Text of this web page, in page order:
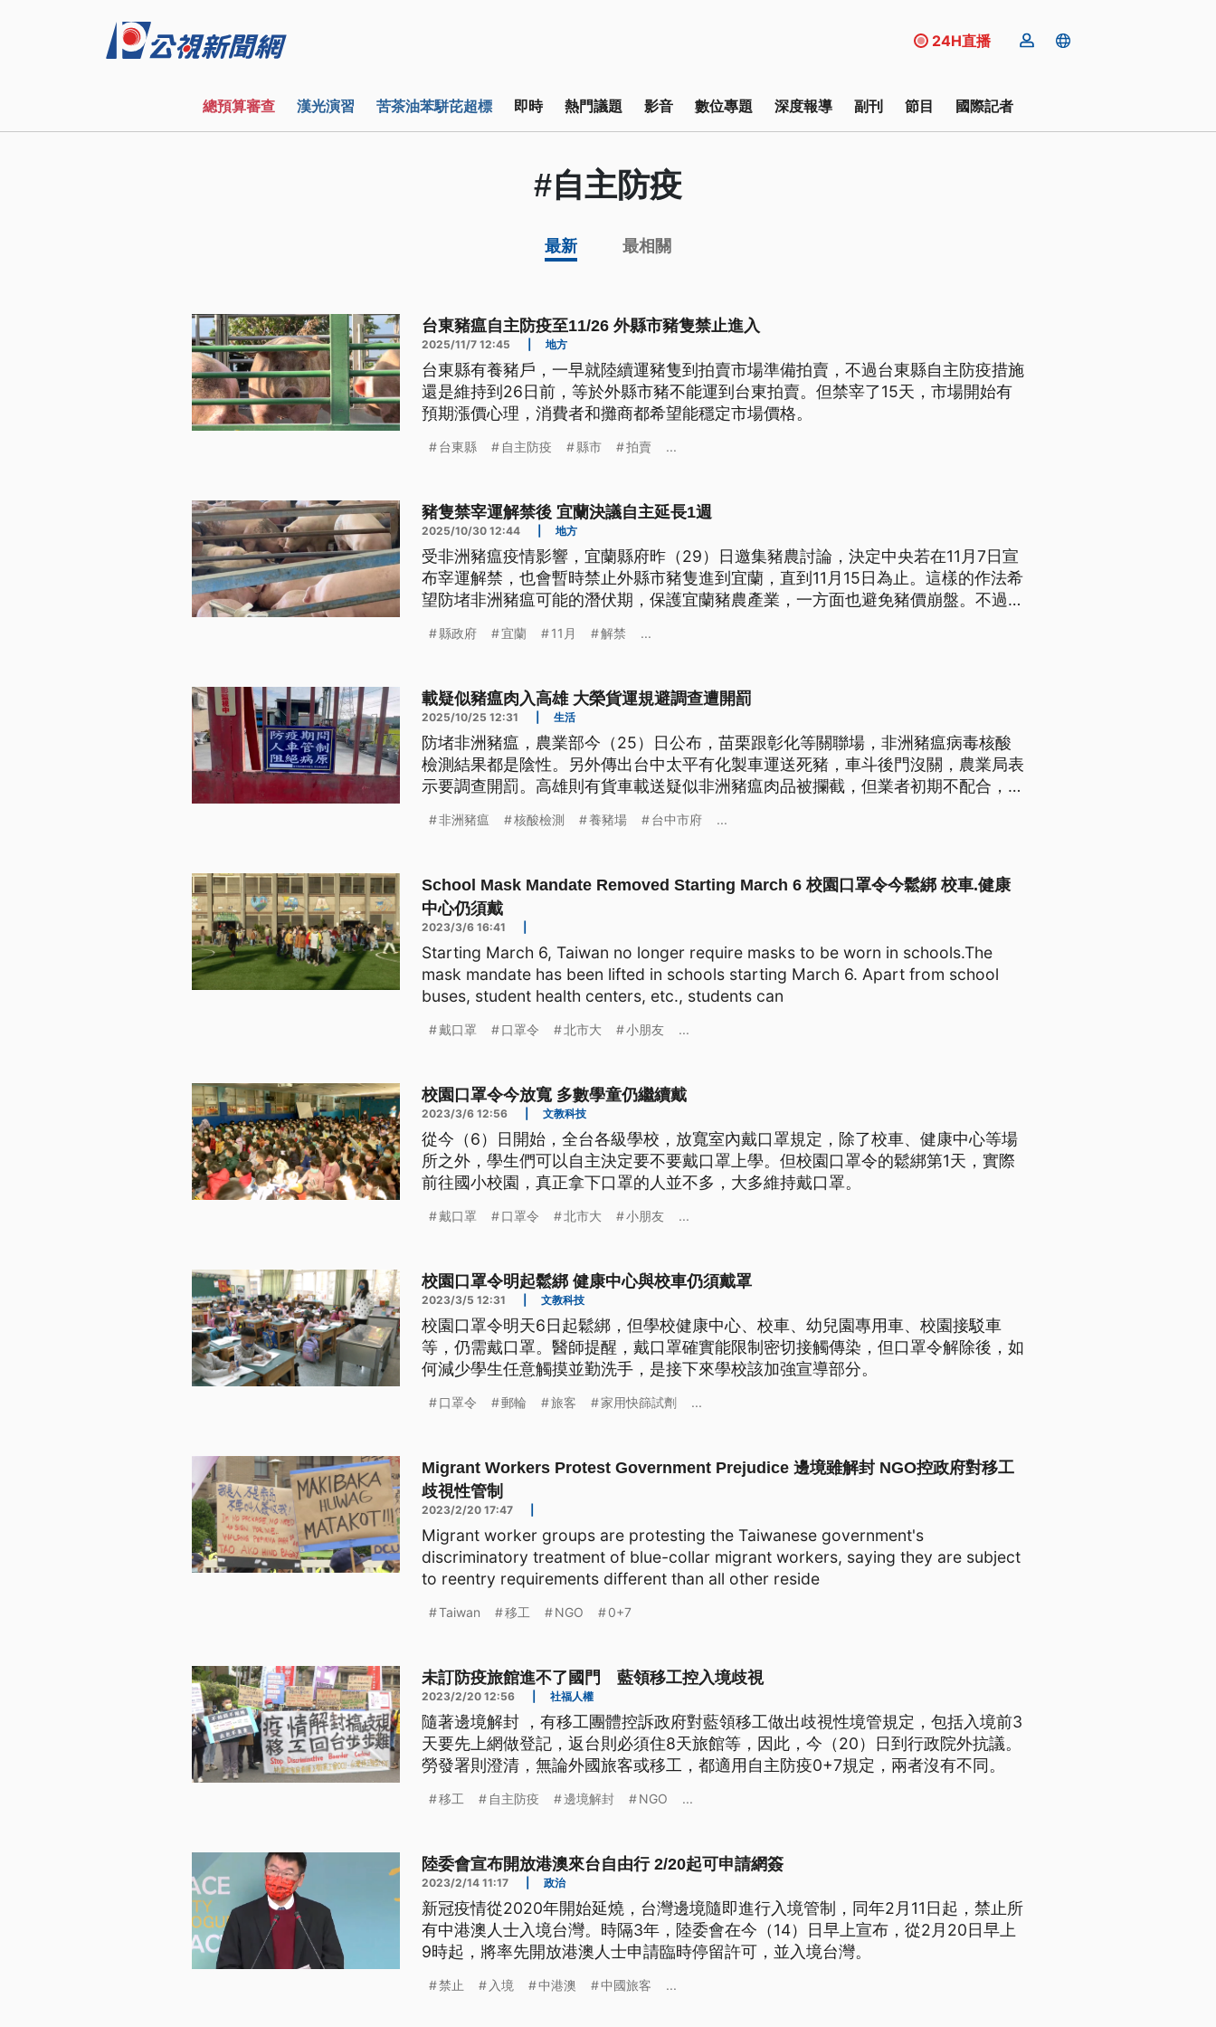
24H直播
總預算審查 漢光演習 苦茶油苯駢芘超標 即時 熱門議題 影音 數位專題 深度報導 副刊 節目 國際記者
#自主防疫
最新 最相關
台東豬瘟自主防疫至11/26 外縣市豬隻禁止進入
2025/11/7 12:45 地方
台東縣有養豬戶，一早就陸續運豬隻到拍賣市場準備拍賣，不過台東縣自主防疫措施
還是維持到26日前，等於外縣市豬不能運到台東拍賣。但禁宰了15天，市場開始有
預期漲價心理，消費者和攤商都希望能穩定市場價格。
台東縣 自主防疫 縣市 拍賣 ...
豬隻禁宰運解禁後 宜蘭決議自主延長1週
2025/10/30 12:44 地方
受非洲豬瘟疫情影響，宜蘭縣府昨（29）日邀集豬農討論，決定中央若在11月7日宣
布宰運解禁，也會暫時禁止外縣市豬隻進到宜蘭，直到11月15日為止。這樣的作法希
望防堵非洲豬瘟可能的潛伏期，保護宜蘭豬農產業，一方面也避免豬價崩盤。不過因
拍賣，所以暫時可以自給自足。
縣政府 宜蘭 11月 解禁 ...
載疑似豬瘟肉入高雄 大榮貨運規避調查遭開罰
2025/10/25 12:31 生活
防堵非洲豬瘟，農業部今（25）日公布，苗栗跟彰化等關聯場，非洲豬瘟病毒核酸
檢測結果都是陰性。另外傳出台中太平有化製車運送死豬，車斗後門沒關，農業局表
示要調查開罰。高雄則有貨車載送疑似非洲豬瘟肉品被攔截，但業者初期不配合，衛
非洲豬瘟 核酸檢測 養豬場 台中市府 ...
School Mask Mandate Removed Starting March 6 校園口罩令今鬆綁 校車.健康
中心仍須戴
2023/3/6 16:41
Starting March 6, Taiwan no longer require masks to be worn in schools.The
mask mandate has been lifted in schools starting March 6. Apart from school
buses, student health centers, etc., students can
戴口罩 口罩令 北市大 小朋友 ...
校園口罩令今放寬 多數學童仍繼續戴
2023/3/6 12:56 文教科技
從今（6）日開始，全台各級學校，放寬室內戴口罩規定，除了校車、健康中心等場
所之外，學生們可以自主決定要不要戴口罩上學。但校園口罩令的鬆綁第1天，實際
前往國小校園，真正拿下口罩的人並不多，大多維持戴口罩。
戴口罩 口罩令 北市大 小朋友 ...
校園口罩令明起鬆綁 健康中心與校車仍須戴罩
2023/3/5 12:31 文教科技
校園口罩令明天6日起鬆綁，但學校健康中心、校車、幼兒園專用車、校園接駁車
等，仍需戴口罩。醫師提醒，戴口罩確實能限制密切接觸傳染，但口罩令解除後，如
何減少學生任意觸摸並勤洗手，是接下來學校該加強宣導部分。
口罩令 郵輪 旅客 家用快篩試劑 ...
Migrant Workers Protest Government Prejudice 邊境雖解封 NGO控政府對移工
歧視性管制
2023/2/20 17:47
Migrant worker groups are protesting the Taiwanese government's
discriminatory treatment of blue-collar migrant workers, saying they are subject
to reentry requirements different than all other reside
Taiwan 移工 NGO 0+7
未訂防疫旅館進不了國門 藍領移工控入境歧視
2023/2/20 12:56 社福人權
隨著邊境解封 ，有移工團體控訴政府對藍領移工做出歧視性境管規定，包括入境前3
天要先上網做登記，返台則必須住8天旅館等，因此，今（20）日到行政院外抗議。
勞發署則澄清，無論外國旅客或移工，都適用自主防疫0+7規定，兩者沒有不同。
移工 自主防疫 邊境解封 NGO ...
陸委會宣布開放港澳來台自由行 2/20起可申請網簽
2023/2/14 11:17 政治
新冠疫情從2020年開始延燒，台灣邊境隨即進行入境管制，同年2月11日起，禁止所
有中港澳人士入境台灣。時隔3年，陸委會在今（14）日早上宣布，從2月20日早上
9時起，將率先開放港澳人士申請臨時停留許可，並入境台灣。
禁止 入境 中港澳 中國旅客 ...